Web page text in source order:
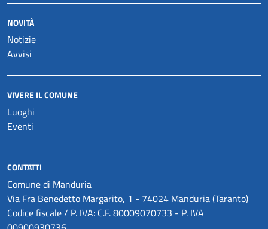
NOVITÀ
Notizie
Avvisi
VIVERE IL COMUNE
Luoghi
Eventi
CONTATTI
Comune di Manduria
Via Fra Benedetto Margarito, 1 - 74024 Manduria (Taranto)
Codice fiscale / P. IVA: C.F. 80009070733 - P. IVA